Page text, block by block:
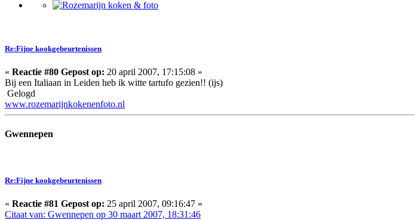
Re:Fijne kookgebeurtenissen
« Reactie #80 Gepost op: 20 april 2007, 17:15:08 »
Bij een Italiaan in Leiden heb ik witte tartufo gezien!! (ijs)
Gelogd
www.rozemarijnkokenenfoto.nl
Gwennepen
Re:Fijne kookgebeurtenissen
« Reactie #81 Gepost op: 25 april 2007, 09:16:47 »
Citaat van: Gwennepen op 30 maart 2007, 18:31:46